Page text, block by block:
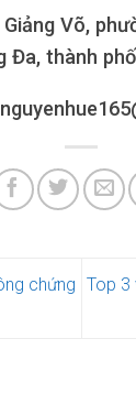
Võ,
Đa, thành
chứng Top 3